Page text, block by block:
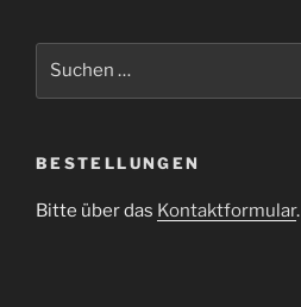
BESTELLUNGEN
Bitte über das Kontaktformular.